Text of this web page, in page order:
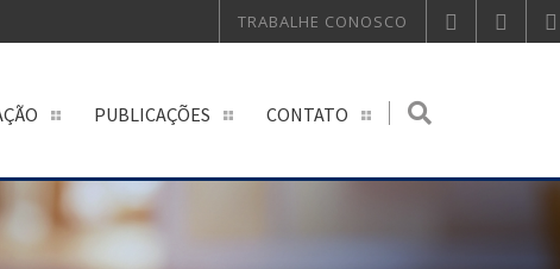
TRABALHE CONOSCO
PUBLICAÇÕES CONTATO